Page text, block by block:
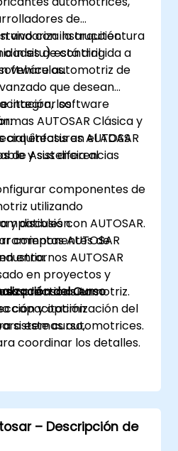
de
la arquitectura
de control
vehículos.
vivo con instrucción
in situ) está dirigida a
automotriz de
que desean
integrar software
AUTOSAR Clásica y
énfasis en el ADAS
de Asistencia al
los
AUTOSAR
y sus diferencias
componentes de
utilizando
con AUTOSAR.
componentes de
entornos AUTOSAR
prácticas en
y optimización del
sistemas automotrices.
y discusión.
AUTOSAR
en proyectos y
de uso automotriz.
del Curso
capacitación
este curso,
coordinar los detalles.
– Descripción de